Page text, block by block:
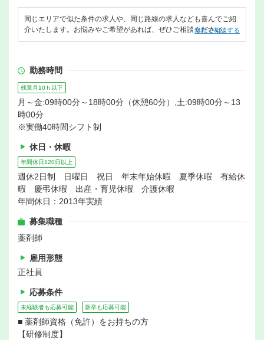
同じエリアで似た条件の求人や、同じ路線の求人なども喜んでご紹
介いたします。お悩みやご希望があれば、ぜひご相談ください。
無料で相談する
勤務時間
残業月10ｈ以下
月～金:09時00分～18時00分（休憩60分）,土:09時00分～13
時00分
※実働40時間シフト制
休日・休暇
年間休日120日以上
週休2日制 日曜日 祝日 年末年始休暇 夏季休暇 有給休
暇 慶弔休暇 出産・育児休暇 介護休暇
年間休日：2013年実績
募集職種
薬剤師
雇用形態
正社員
応募条件
未経験者も応募可能 新卒も応募可能
■ 薬剤師資格（免許）をお持ちの方
【研修制度】